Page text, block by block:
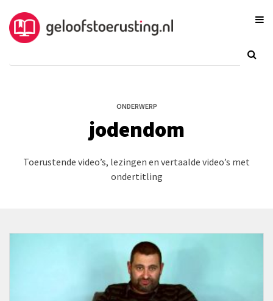
ONDERWERP
jodendom
Toerustende video’s, lezingen en vertaalde video’s met
ondertitling